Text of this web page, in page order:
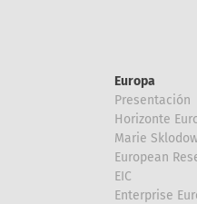
Europa
Presentación
Horizonte
Marie
European
EIC
Enterprise